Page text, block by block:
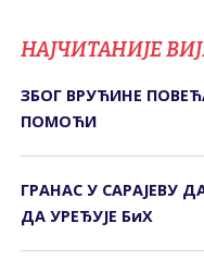
НАЈЧИТАНИЈЕ
ЗБОГ ВРУЋИНЕ
ПОМОЋИ
ГРАНАС У САРАЈЕВУ
ДА УРЕЂУЈЕ БиХ